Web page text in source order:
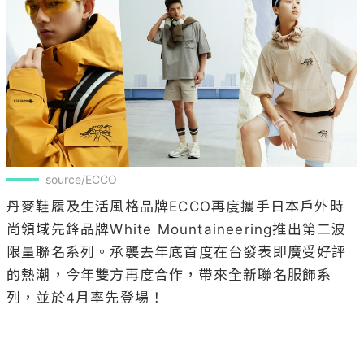
source/ECCO
丹麥鞋履及生活風格品牌ECCO再度攜手日本戶外時
尚領域先鋒品牌White Mountaineering推出第二波
限量聯名系列。承襲去年底首度在台發表即廣受好評
的熱潮，今年雙方再度合作，帶來全新聯名服飾系
列，並於4月率先登場！